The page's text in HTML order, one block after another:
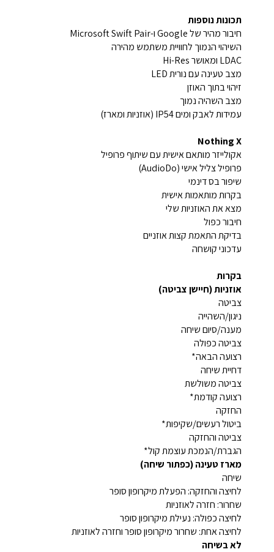
תכונות נוספות
חיבור מהיר של Google ו-Microsoft Swift Pair
השיהוי הנמוך לחוויית משתמש מהירה
LDAC ומאושר Hi-Res
מצב טעינה עם נורית LED
זיהוי בתוך האוזן
מצב השהיה נמוך
עמידות לאבק ומים IP54 (אוזניות ומארז)
Nothing X
אקולייזר מותאם אישית עם שיתוף פרופיל
פרופיל צליל אישי (AudioDo)
שיפור בס דינמי
בקרות מותאמות אישית
מצא את האוזניות שלי
חיבור כפול
בדיקת התאמת קצות אוזניים
עדכוני קושחה
בקרות
אוזניות (חיישן צביטה)
צביטה
ניגון/השהייה
מענה/סיום שיחה
צביטה כפולה
רצועה הבאה*
דחיית שיחה
צביטה משולשת
רצועה קודמת*
החזקה
ביטול רעשים/שקיפות*
צביטה והחזקה
הגברת/הנמכת עוצמת קול*
מארז טעינה (כפתור שיחה)
שיחה
לחיצה והחזקה: הפעלת מיקרופון סופר
שחרור: חזרה לאוזניות
לחיצה כפולה: נעילת מיקרופון סופר
לחיצה אחת: שחרור מיקרופון סופר וחזרה לאוזניות
לא בשיחה